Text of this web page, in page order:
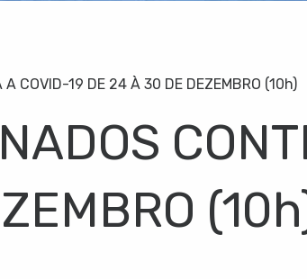
A COVID-19 DE 24 À 30 DE DEZEMBRO (10h)